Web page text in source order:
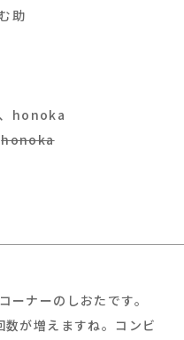
助
honoka
honoka
ーナーのしおたです。
が増えますね。コンビ